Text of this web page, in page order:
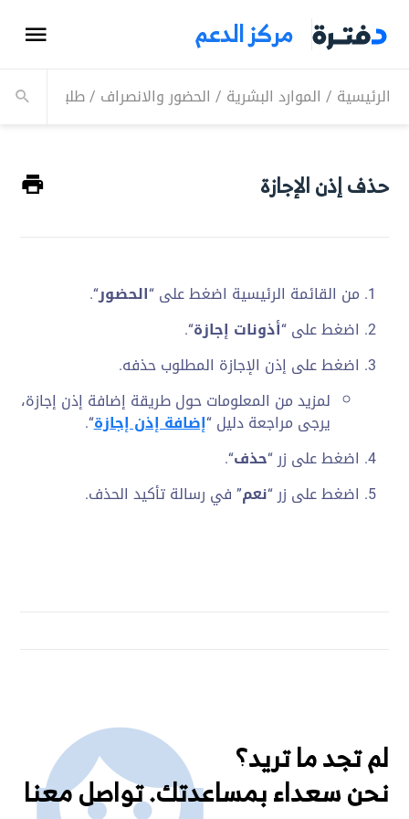
مركز الدعم
الرئيسية / الموارد البشرية / الحضور والانصراف /طلبات الإجازة
حذف إذن الإجازة
من القائمة الرئيسية اضغط على “الحضور“.
اضغط على “أذونات إجازة“.
اضغط على إذن الإجازة المطلوب حذفه.
لمزيد من المعلومات حول طريقة إضافة إذن إجازة،
يرجى مراجعة دليل “إضافة إذن إجازة“.
اضغط على زر “حذف“.
اضغط على زر “نعم” في رسالة تأكيد الحذف.
لم تجد ما تريد؟
نحن سعداء بمساعدتك. تواصل معنا